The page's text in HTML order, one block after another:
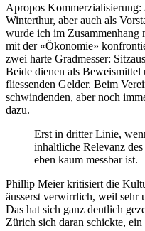
Apropos Kommerzialisierung:
Winterthur, aber auch als
wurde ich im Zusammenhang
mit der «Ökonomie»
zwei harte Gradmesser:
Beide dienen als
fliessenden Gelder. Beim
schwindenden, aber noch
dazu.
Erst in dritter Linie,
inhaltliche Relevanz
eben kaum messbar ist.
Phillip Meier kritisiert die
äusserst verwirrlich, weil sehr
Das hat sich ganz deutlich
Zürich sich daran schickte,